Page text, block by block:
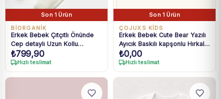
Son 1 Ürün
BIORGANIK
Erkek Bebek Çıtçıtlı Önünde
Cep detaylı Uzun Kollu
Organik Tulum
₺799,90
Hızlı teslimat
Son 1 Ürün
ÇOJUXS KİDS
Erkek Bebek Cute Bear Yazılı
Ayıcık Baskılı kapşonlu Hırkalı
3 Lü takım
₺0,00
Hızlı teslimat